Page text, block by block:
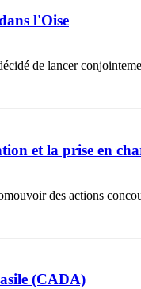
l'Oise
de lancer
et la prise en
des actions
(CADA)